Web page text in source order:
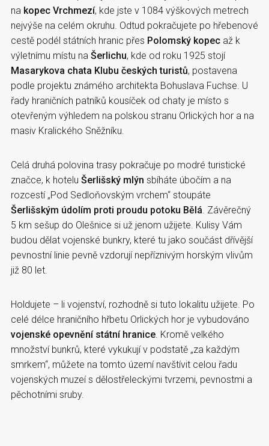
na kopec Vrchmezí, kde jste v 1084 výškových metrech
nejvýše na celém okruhu. Odtud pokračujete po hřebenové
cestě podél státních hranic přes Polomský kopec až k
výletnímu místu na Šerlichu, kde od roku 1925 stojí
Masarykova chata Klubu českých turistů, postavena
podle projektu známého architekta Bohuslava Fuchse. U
řady hraničních patníků kousíček od chaty je místo s
otevřeným výhledem na polskou stranu Orlických hor a na
masiv Kralického Sněžníku.
Celá druhá polovina trasy pokračuje po modré turistické
značce, k hotelu Šerlišský mlýn sbíháte úbočím a na
rozcestí „Pod Sedloňovským vrchem“ stoupáte
Šerlišským údolím proti proudu potoku Bělá. Závěrečný
5 km sešup do Olešnice si už jenom užijete. Kulisy Vám
budou dělat vojenské bunkry, které tu jako součást dřívější
pevnostní linie pevně vzdorují nepříznivým horským vlivům
již 80 let.
Holdujete – li vojenství, rozhodně si tuto lokalitu užijete. Po
celé délce hraničního hřbetu Orlických hor je vybudováno
vojenské opevnění státní hranice. Kromě velkého
množství bunkrů, které vykukují v podstatě „za každým
smrkem“, můžete na tomto území navštívit celou řadu
vojenských muzeí s dělostřeleckými tvrzemi, pevnostmi a
pěchotními sruby.